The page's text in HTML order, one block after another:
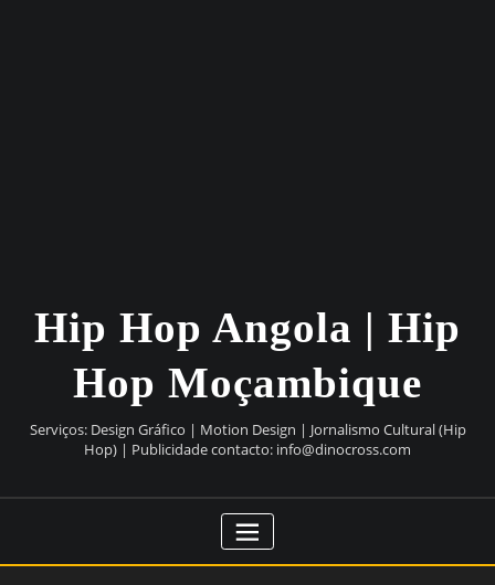
Hip Hop Angola | Hip
Hop Moçambique
Serviços: Design Gráfico | Motion Design | Jornalismo Cultural (Hip
Hop) | Publicidade contacto: info@dinocross.com